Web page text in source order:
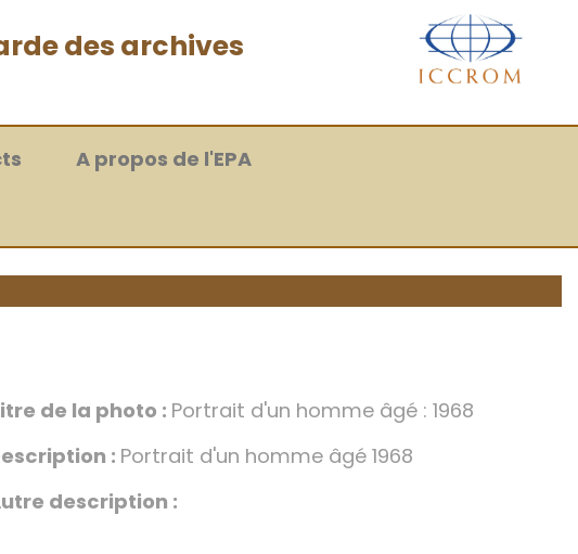
des archives
A propos de l'EPA
de la photo : Portrait d'un homme âgé : 1968
: Portrait d'un homme âgé 1968
description :